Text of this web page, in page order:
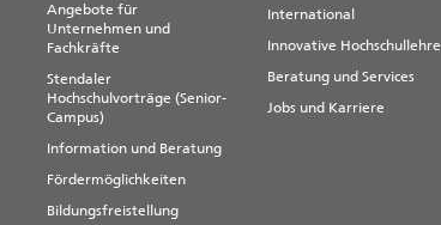
Angebote für
Unternehmen und
Fachkräfte
Stendaler
Hochschulvorträge (Senior-
Campus)
Information und Beratung
Fördermöglichkeiten
Bildungsfreistellung
International
Innovative Hochschullehre
Beratung und Services
Jobs und Karriere